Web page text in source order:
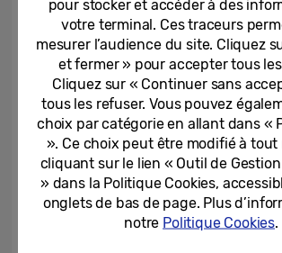
Hune, leurs photographies
disponibles sur l’Art Store de
15 novembre 2022 au 15 janvier
catalogue d’œuvres permet au
Frame de se transformer en
lorsqu’il est en veille.
Parmi les 13.000 photos
cadre du concours, 10 ont été
pour stocker et accéder à des
votre terminal. Ces traceurs
mesurer l’audience du site. Cliquez
et fermer » pour accepter tous
Cliquez sur « Continuer sans
tous les refuser. Vous pouvez
choix par catégorie en allant dans «
». Ce choix peut être modifié à tout
cliquant sur le lien « Outil de
» dans la Politique Cookies,
onglets de bas de page. Plus
notre Politique Cookies.